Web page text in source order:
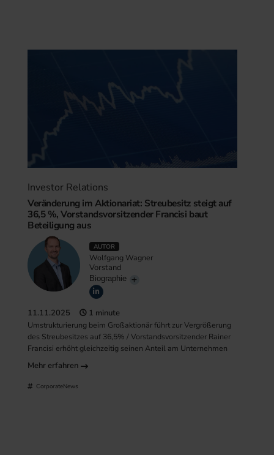
Investor Relations
Veränderung im Aktionariat: Streubesitz steigt auf
36,5 %, Vorstandsvorsitzender Francisi baut
Beteiligung aus
AUTOR
Wolfgang Wagner
Vorstand
Biographie
11.11.2025 1 minute
Umstrukturierung beim Großaktionär führt zur Vergrößerung
des Streubesitzes auf 36,5% / Vorstandsvorsitzender Rainer
Francisi erhöht gleichzeitig seinen Anteil am Unternehmen
Mehr erfahren
CorporateNews